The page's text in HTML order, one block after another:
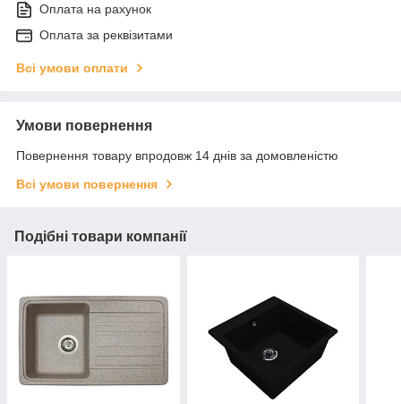
Оплата на рахунок
Оплата за реквізитами
Всі умови оплати
Умови повернення
Повернення товару впродовж 14 днів за домовленістю
Всі умови повернення
Подібні товари компанії